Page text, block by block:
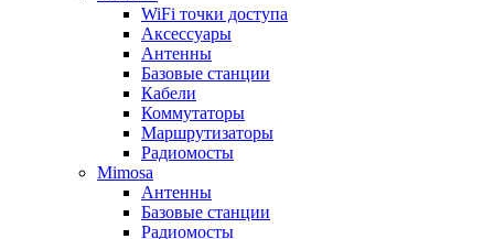
WiFi точки доступа
Аксессуары
Антенны
Базовые станции
Кабели
Коммутаторы
Маршрутизаторы
Радиомосты
Mimosa
Антенны
Базовые станции
Радиомосты